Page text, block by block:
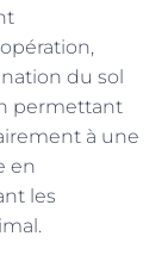
du sol
permettant
à une
en
les